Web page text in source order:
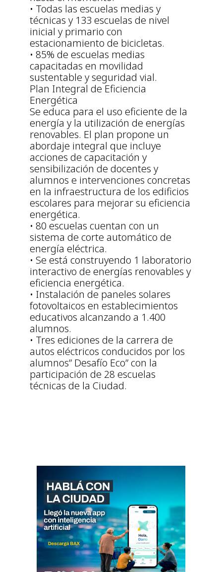
• Todas las escuelas medias y
técnicas y 133 escuelas de nivel
inicial y primario con
estacionamiento de bicicletas.
• 85% de escuelas medias
capacitadas en movilidad
sustentable y seguridad vial.
Plan Integral de Eficiencia
Energética
Se educa para el uso eficiente de la
energía y la utilización de energías
renovables. El plan propone un
abordaje integral que incluye
acciones de capacitación y
sensibilización de docentes y
alumnos e intervenciones concretas
en la infraestructura de los edificios
escolares para mejorar su eficiencia
energética.
• 80 escuelas cuentan con un
sistema de corte automático de
energía eléctrica.
• Se está construyendo 1 laboratorio
interactivo de energías renovables y
eficiencia energética.
• Instalación de paneles solares
fotovoltaicos en establecimientos
educativos alcanzando a 1.400
alumnos.
• Tres ediciones de la carrera de
autos eléctricos conducidos por los
alumnos” Desafío Eco” con la
participación de 28 escuelas
técnicas de la Ciudad.